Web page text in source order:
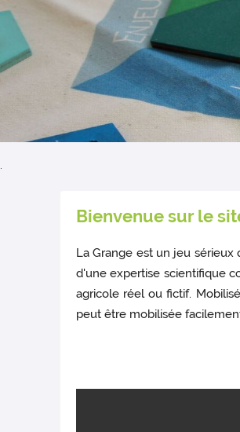
.
Bienvenue sur le
La Grange est un jeu
d'une expertise scientifique
agricole réel ou fictif.
peut être mobilisée